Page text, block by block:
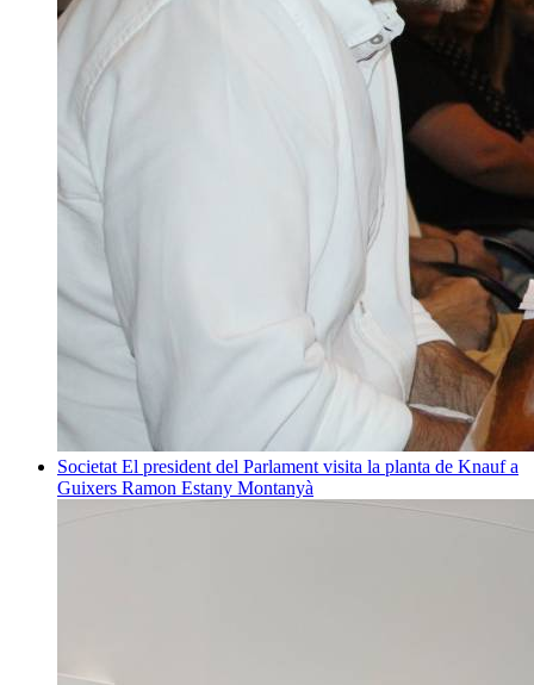
Societat El president del Parlament visita la planta de Knauf a
Guixers Ramon Estany Montanyà